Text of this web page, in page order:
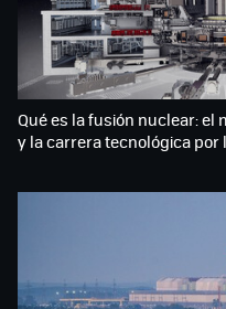
Qué es la fusión nuclear: el
y la carrera tecnológica por